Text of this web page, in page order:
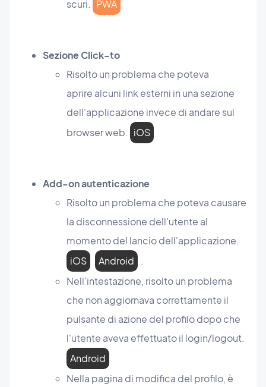
scuri. PWA
Sezione Click-to
Risolto un problema che poteva
aprire alcuni link esterni in una sezione
dell'applicazione invece di andare sul
browser web. iOS
Add-on autenticazione
Risolto un problema che poteva causare
la disconnessione dell'utente al
momento del lancio dell'applicazione.
iOS
Android
.
Nell'intestazione, risolto un problema
che non aggiornava correttamente il
pulsante di azione del profilo dopo che
l'utente aveva effettuato il login/logout.
Android
Nella pagina di modifica del profilo, è